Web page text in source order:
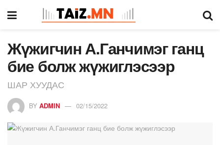
Жүжигчин А.Ганчимэг ганц
бие болж жүжиглэсээр
ШАР ХУУДАС
BY ADMIN 02/15/2022